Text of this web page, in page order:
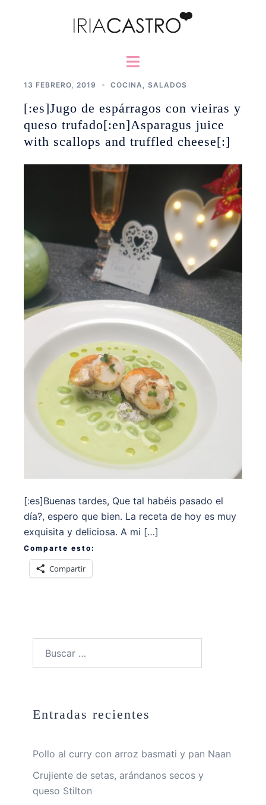
Alternar
13 FEBRERO, 2019 COCINA SALADOS
[:es]Jugo de espárragos con vieiras y
queso trufado[:en]Asparagus juice
with scallops and truffled cheese[:]
[:es]Buenas tardes, Que tal habéis pasado el
día?, espero que bien. La receta de hoy es muy
exquisita y deliciosa. A mi […]
Comparte esto:
Compartir
Entradas recientes
Pollo al curry con arroz basmati y pan Naan
Crujiente de setas, arándanos secos y
queso Stilton